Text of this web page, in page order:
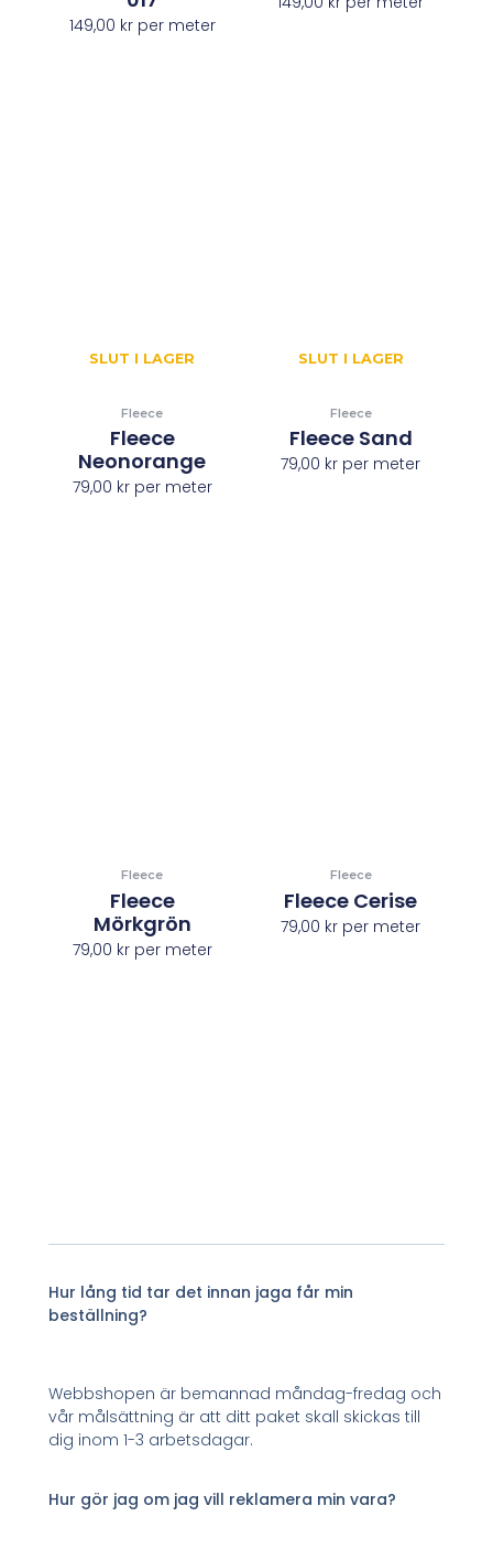
149,00 krper meter
SLUT I LAGER
Fleece
Fleece
Neonorange
79,00 krper meter
SLUT I LAGER
Fleece
Fleece Sand
79,00 kr per meter
Fleece
Fleece
Mörkgrön
79,00 krper meter
Fleece
Fleece Cerise
79,00 kr per meter
Hur lång tid tar det innan jaga får min
beställning?
Webbshopen är bemannad måndag-fredag och
vår målsättning är att ditt paket skall skickas till
dig inom 1-3 arbetsdagar.
Hur gör jag om jag vill reklamera min vara?